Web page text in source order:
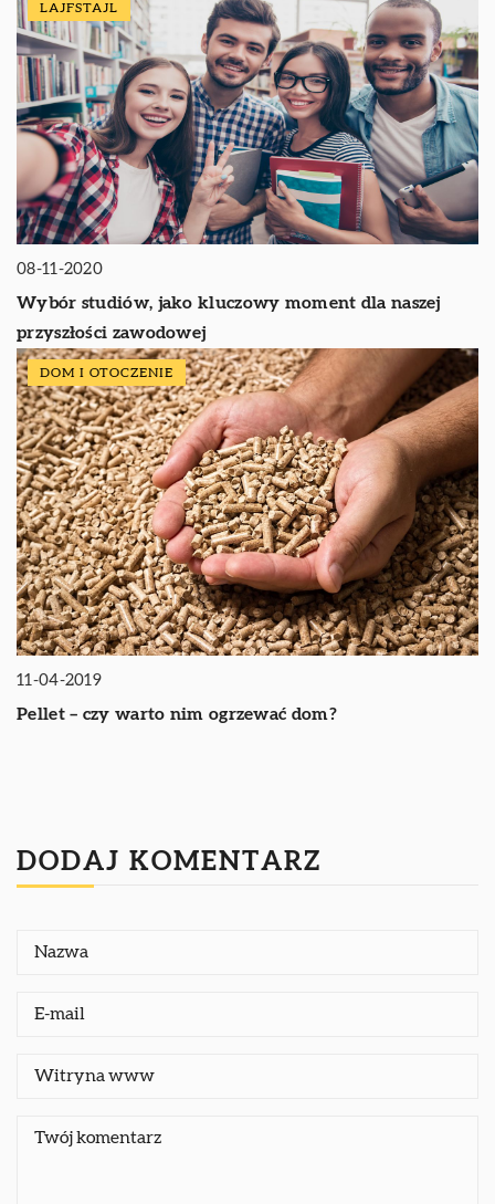
LAJFSTAJL
08-11-2020
Wybór studiów, jako kluczowy moment dla naszej
przyszłości zawodowej
DOM I OTOCZENIE
11-04-2019
Pellet – czy warto nim ogrzewać dom?
DODAJ KOMENTARZ